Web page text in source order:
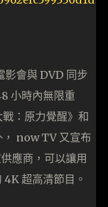
會與 DVD 同步
小時內無限重
：原力覺醒》和
， now TV 又宣布
應商，可以讓用
超高清節目。